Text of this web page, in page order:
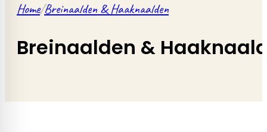
Home/Breinaalden & Haaknaalden
Breinaalden &